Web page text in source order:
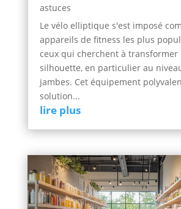
astuces
Le vélo elliptique s'est imposé
appareils de fitness les plus
ceux qui cherchent à transformer
silhouette, en particulier au
jambes. Cet équipement
solution...
lire plus